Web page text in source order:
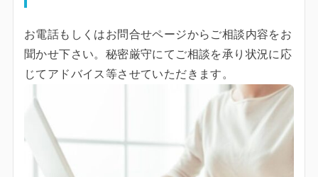
お電話もしくはお問合せページからご相談内容をお
聞かせ下さい。秘密厳守にてご相談を承り状況に応
じてアドバイス等させていただきます。